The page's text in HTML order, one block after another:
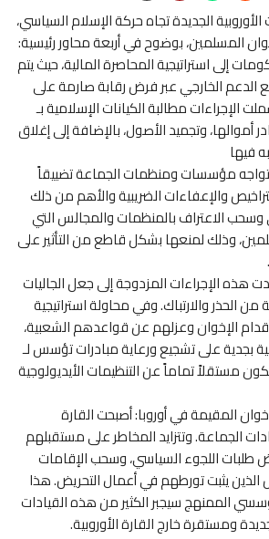
الجديدة تجاه حركة الإسلام السياسي،
المسلمين، بوضوح في أربعة محاور رئيسية:
إلى استراتيجية المحاصرة المالية، حيث يتم
الدعم الخارجي عبر فرض رقابة صارمة على
الإجراءات مطالبة الكيانات الإسلامية بـ
أموالها، وتجميد الأصول، بالإضافة إلى إغلاق
فيها
تواجه مؤسسات ومنظمات الجماعة تضييقاً
والإعفاءات الضريبية والأهم من ذلك
الاعتراف بالمنظمات والمجالس التي
وذلك لمنعها بشكل قاطع من التأثير على
هذه الإجراءات المزدوجة إلى جعل الجاليات
الحذر والارتباك. وفي محاولة استراتيجية
الإخوان وعزلهم عن قواعدهم الشعبية،
بجدية على تشجيع ورعاية مبادرات تؤسس لـ
مستقلاً تماماً عن التنظيمات الأيديولوجية
المقيمة في أوروبا: أصبحت القارة
الجماعة. وتتزايد المخاطر على مستقبلهم
طلبات اللجوء السياسي، وسحب الإقامات
يثبت تورطهم في أعمال التحريض. هذا
الممنهج سيجبر الكثير من هذه القيادات
ومستقرة خارج القارة الأوروبية.